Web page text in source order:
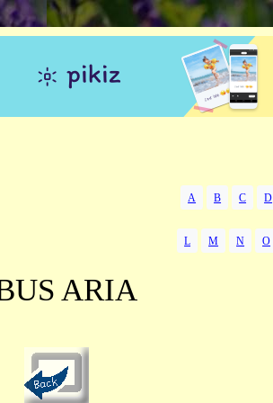
A B C D
L M N O
ARIA